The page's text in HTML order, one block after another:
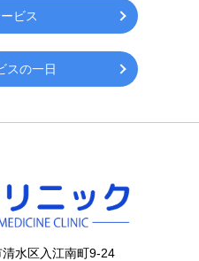
ビス
スの一日
水区入江南町9-24